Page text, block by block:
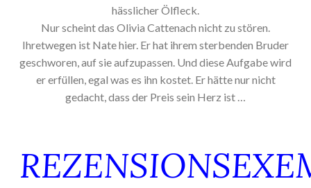
hässlicher Ölfleck.
Nur scheint das Olivia Cattenach nicht zu stören.
Ihretwegen ist Nate hier. Er hat ihrem sterbenden Bruder
geschworen, auf sie aufzupassen. Und diese Aufgabe wird
er erfüllen, egal was es ihn kostet. Er hätte nur nicht
gedacht, dass der Preis sein Herz ist …